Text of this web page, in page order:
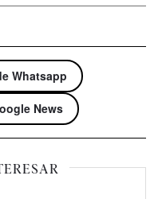
Whatsapp
News